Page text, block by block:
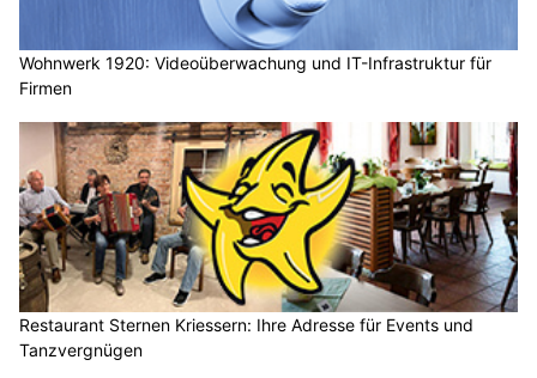
Wohnwerk 1920: Videoüberwachung und IT-Infrastruktur für
Firmen
Restaurant Sternen Kriessern: Ihre Adresse für Events und
Tanzvergnügen